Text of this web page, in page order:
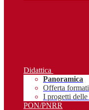
Didattica
Panoramica
Offerta
I progetti delle
PON/PNRR